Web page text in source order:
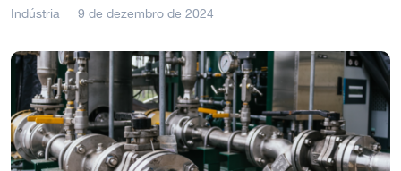
Indústria 9 de dezembro de 2024